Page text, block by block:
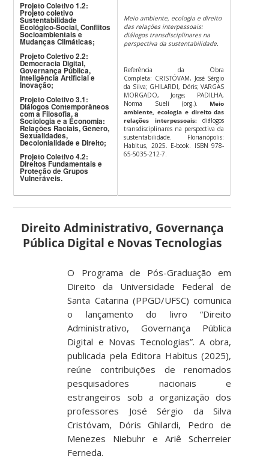
Projeto Coletivo 1.2:
Projeto coletivo
Sustentabilidade
Ecológico-Social, Conflitos
Socioambientais e
Mudanças Climáticas;
Projeto Coletivo 2.2:
Democracia Digital,
Governança Pública,
Inteligência Artificial e
Inovação;
Projeto Coletivo 3.1:
Diálogos Contemporâneos
com a Filosofia, a
Sociologia e a Economia:
Relações Raciais, Gênero,
Sexualidades,
Decolonialidade e Direito;
Projeto Coletivo 4.2:
Direitos Fundamentais e
Proteção de Grupos
Vulneráveis.
Meio ambiente, ecologia e direito
das relações interpessoais:
diálogos transdisciplinares na
perspectiva da sustentabilidade.
Referência da Obra
Completa: CRISTÓVAM, José Sérgio
da Silva; GHILARDI, Dóris; VARGAS
MORGADO, Jorge; PADILHA,
Norma Sueli (org.). Meio
ambiente, ecologia e direito das
relações interpessoais:diálogos
transdisciplinares na perspectiva da
sustentabilidade. Florianópolis:
Habitus, 2025. E-book. ISBN 978-
65-5035-212-7.
Direito Administrativo, Governança
Pública Digital e Novas Tecnologias
O Programa de Pós-Graduação em
Direito da Universidade Federal de
Santa Catarina (PPGD/UFSC) comunica
o lançamento do livro“Direito
Administrativo, Governança Pública
Digital e Novas Tecnologias”. A obra,
publicada pela Editora Habitus (2025),
reúne contribuições de renomados
pesquisadores nacionais e
estrangeiros sob a organização dos
professores José Sérgio da Silva
Cristóvam, Dóris Ghilardi, Pedro de
Menezes Niebuhr e Ariê Scherreier
Ferneda.